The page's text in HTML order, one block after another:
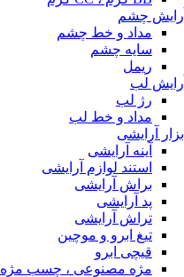
آرایش چشم
مداد و خط چشم
سایه چشم
ریمل
آرایش لب
رژ لب
مداد و خط لب
ابزار آرایشی
آینه آرایشی
استند لوازم آرایشی
براش آرایشی
پد آرایشی
تراش آرایشی
تیغ ابرو و موچین
قیچی ابرو
مژه مصنوعی ، چسب مژه